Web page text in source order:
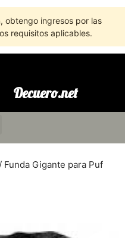
obtengo ingresos por las
requisitos aplicables.
Decuero.net
/ Funda Gigante para Puf